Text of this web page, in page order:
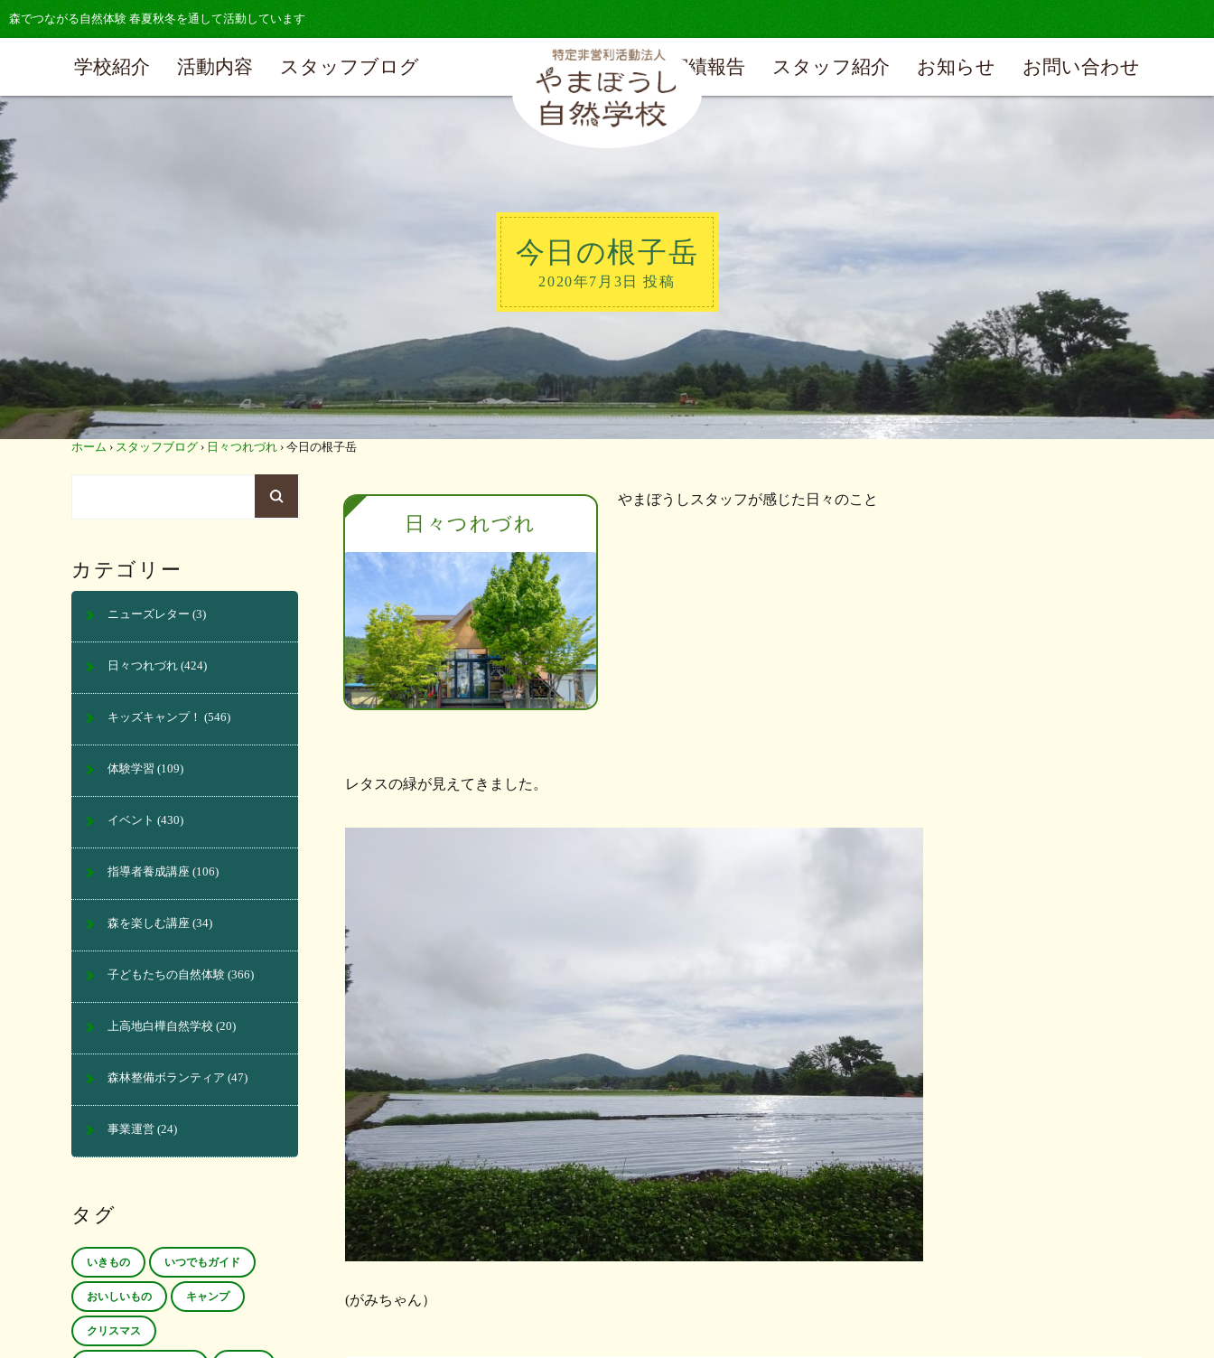
森でつながる自然体験 春夏秋冬を通して活動しています
学校紹介 活動内容 スタッフブログ 実績報告 スタッフ紹介 お知らせ お問い合わせ
今日の根子岳
2020年7月3日 投稿
ホーム › スタッフブログ › 日々つれづれ › 今日の根子岳
日々つれづれ
やまぼうしスタッフが感じた日々のこと
レタスの緑が見えてきました。
(がみちゃん）
カテゴリー
ニューズレター (3)
日々つれづれ (424)
キッズキャンプ！ (546)
体験学習 (109)
イベント (430)
指導者養成講座 (106)
森を楽しむ講座 (34)
子どもたちの自然体験 (366)
上高地白樺自然学校 (20)
森林整備ボランティア (47)
事業運営 (24)
タグ
いきもの いつでもガイド
おいしいもの キャンプ
クリスマス